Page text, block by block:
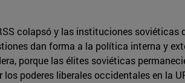
colapsó y las instituciones
dan forma a la política interna y
porque las élites soviéticas
poderes liberales occidentales en la